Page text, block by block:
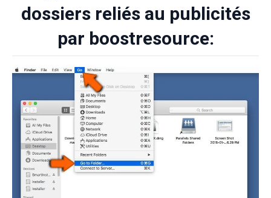
dossiers reliés au publicités
par boostresource: